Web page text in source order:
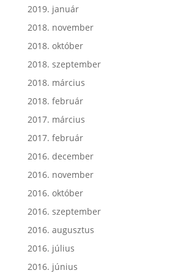
2019. január
2018. november
2018. október
2018. szeptember
2018. március
2018. február
2017. március
2017. február
2016. december
2016. november
2016. október
2016. szeptember
2016. augusztus
2016. július
2016. június